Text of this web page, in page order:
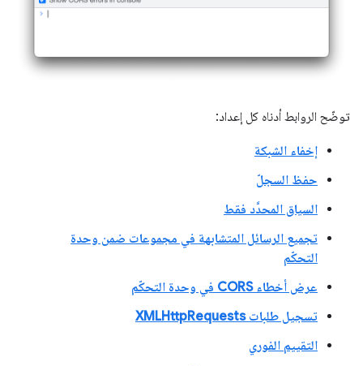
توضّح الروابط أدناه كل إعداد:
إخفاء الشبكة
حفظ السجلّ
السياق المحدَّد فقط
تجميع الرسائل المتشابهة في مجموعات ضمن وحدة
التحكّم
عرض أخطاء CORS في وحدة التحكّم
تسجيل طلبات XMLHttpRequests
التقييم الفوري